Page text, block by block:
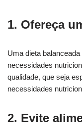
1. Ofereça
Uma dieta
necessidades
qualidade, que seja
necessidades
2. Evite